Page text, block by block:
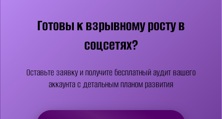
Готовы к взрывному росту в
соцсетях?
Оставьте заявку и получите бесплатный аудит вашего
аккаунта с детальным планом развития